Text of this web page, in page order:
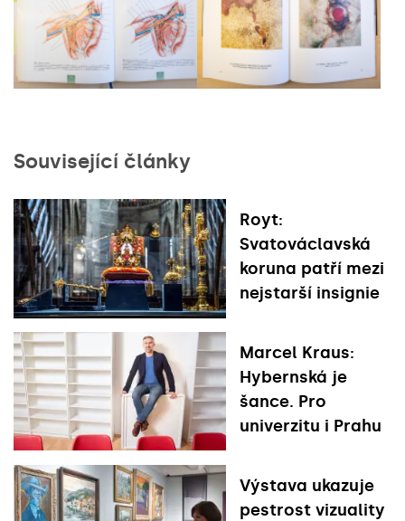
Související články
Royt:
Svatováclavská
koruna patří mezi
nejstarší insignie
Marcel Kraus:
Hybernská je
šance. Pro
univerzitu i Prahu
Výstava ukazuje
pestrost vizuality